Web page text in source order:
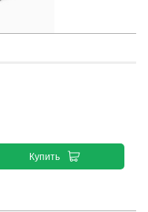
Купить